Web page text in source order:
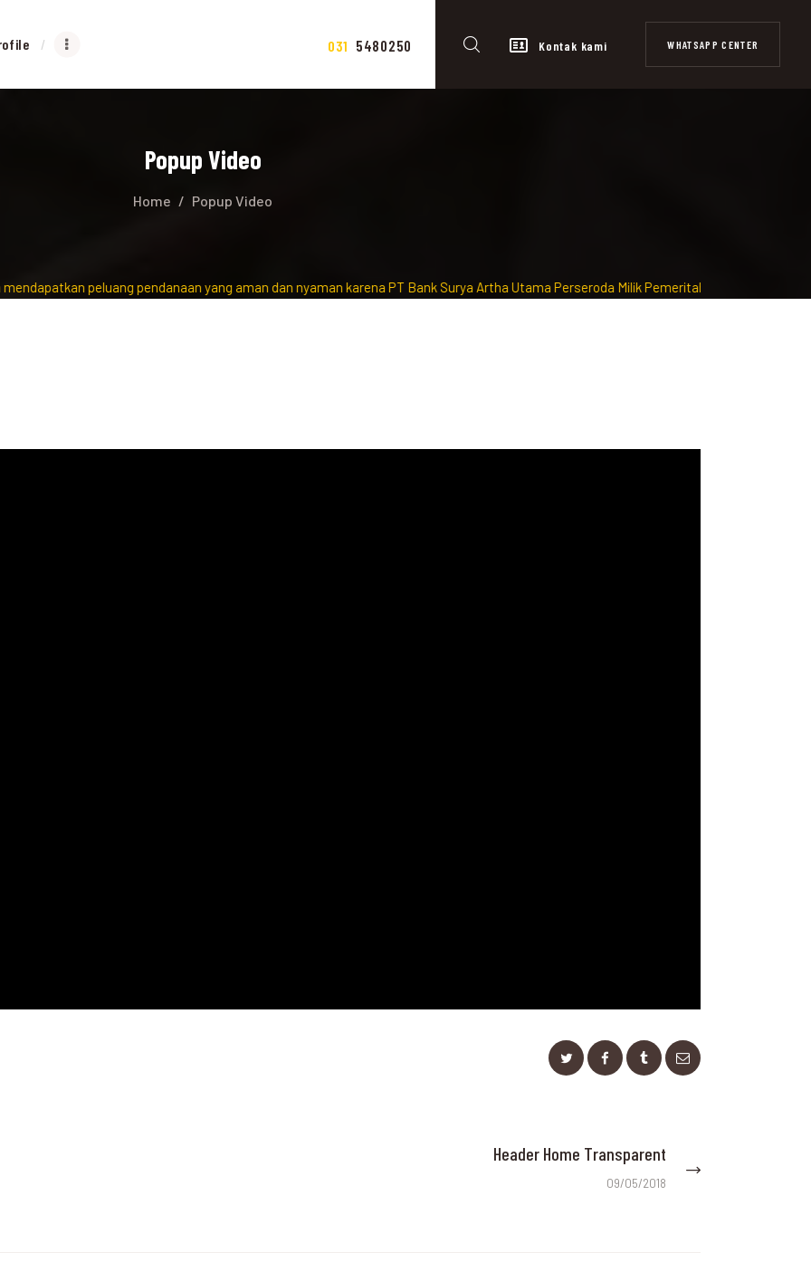
031 5480250 Kontak kami WHATSAPP CENTER
Popup Video
Home Popup Video
peluang pendanaan yang aman dan nyaman karena PT Bank Surya Artha Utama Perseroda Milik Pemeritah Kota Surabaya
post:
Header Home Transparent
09/05/2018